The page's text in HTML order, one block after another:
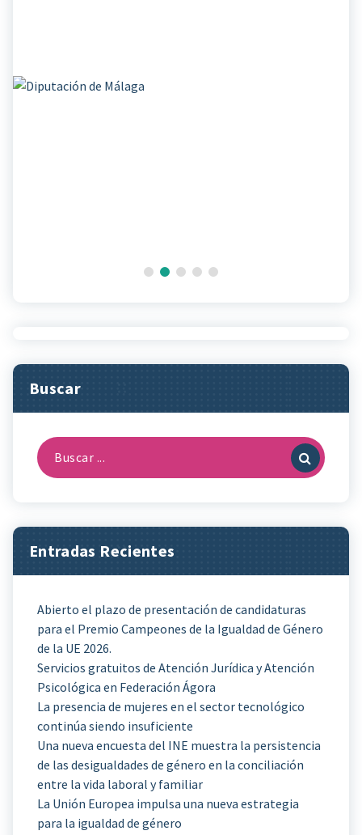
Buscar
Buscar:
Entradas Recientes
Abierto el plazo de presentación de candidaturas
para el Premio Campeones de la Igualdad de Género
de la UE 2026.
Servicios gratuitos de Atención Jurídica y Atención
Psicológica en Federación Ágora
La presencia de mujeres en el sector tecnológico
continúa siendo insuficiente
Una nueva encuesta del INE muestra la persistencia
de las desigualdades de género en la conciliación
entre la vida laboral y familiar
La Unión Europea impulsa una nueva estrategia
para la igualdad de género